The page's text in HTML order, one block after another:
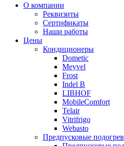
Основное
Перейти
содержимому
О компании
Реквизиты
Сертификаты
Наши работы
Цены
Кондиционеры
Dometic
Meyvel
Frost
Indel B
LIBHOF
MobileComfort
Telair
Vitrifrigo
Webasto
Предпусковые